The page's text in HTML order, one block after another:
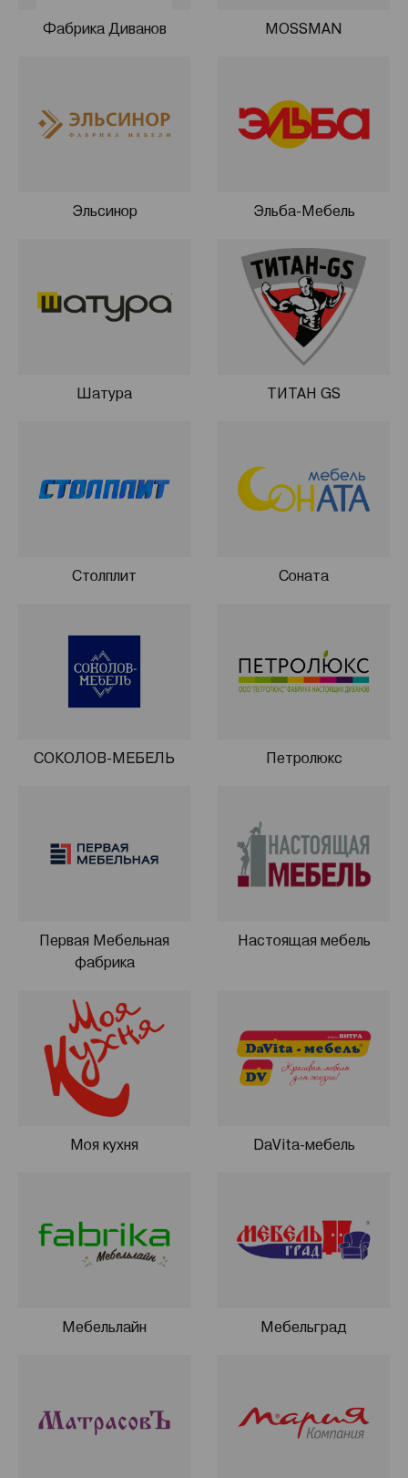
сделали ее неотъемлемой частью своей жизни.
фирменной гарантией. Компания осуществляет
сервисное обслуживание приобретенной продукции.
Фабрика Диванов MOSSMAN
Эльсинор Эльба-Мебель
Шатура ТИТАН GS
Столплит Соната
СОКОЛОВ-МЕБЕЛЬ Петролюкс
Первая Мебельная
фабрика
Настоящая мебель
Моя кухня DaVita-мебель
Мебельлайн Мебельград